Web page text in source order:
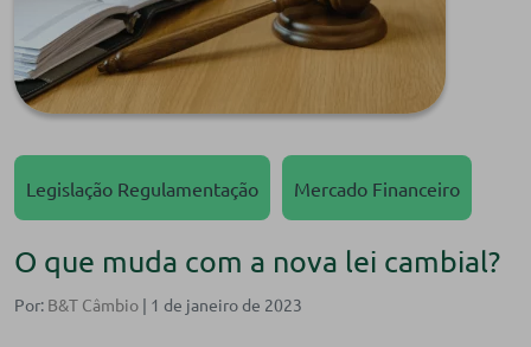
Legislação Regulamentação Mercado Financeiro
O que muda com a nova lei cambial?
Por: B&T Câmbio | 1 de janeiro de 2023